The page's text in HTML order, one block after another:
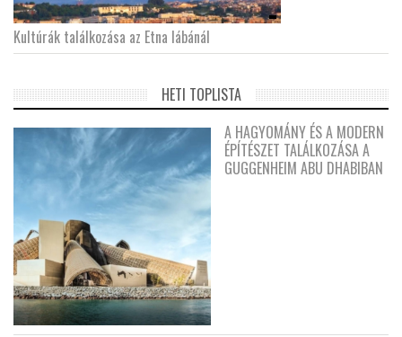
Kultúrák találkozása az Etna lábánál
HETI TOPLISTA
A HAGYOMÁNY ÉS A MODERN
ÉPÍTÉSZET TALÁLKOZÁSA A
GUGGENHEIM ABU DHABIBAN